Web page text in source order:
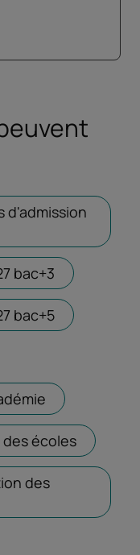
d'admission
dans un nouvel
bac+3 Ouvrir
bac+5 Ouvrir
un nouvel onglet
Ouvrir dans
des écoles Ouvrir
des